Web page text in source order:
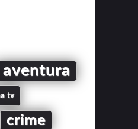
aventura
tv
crime